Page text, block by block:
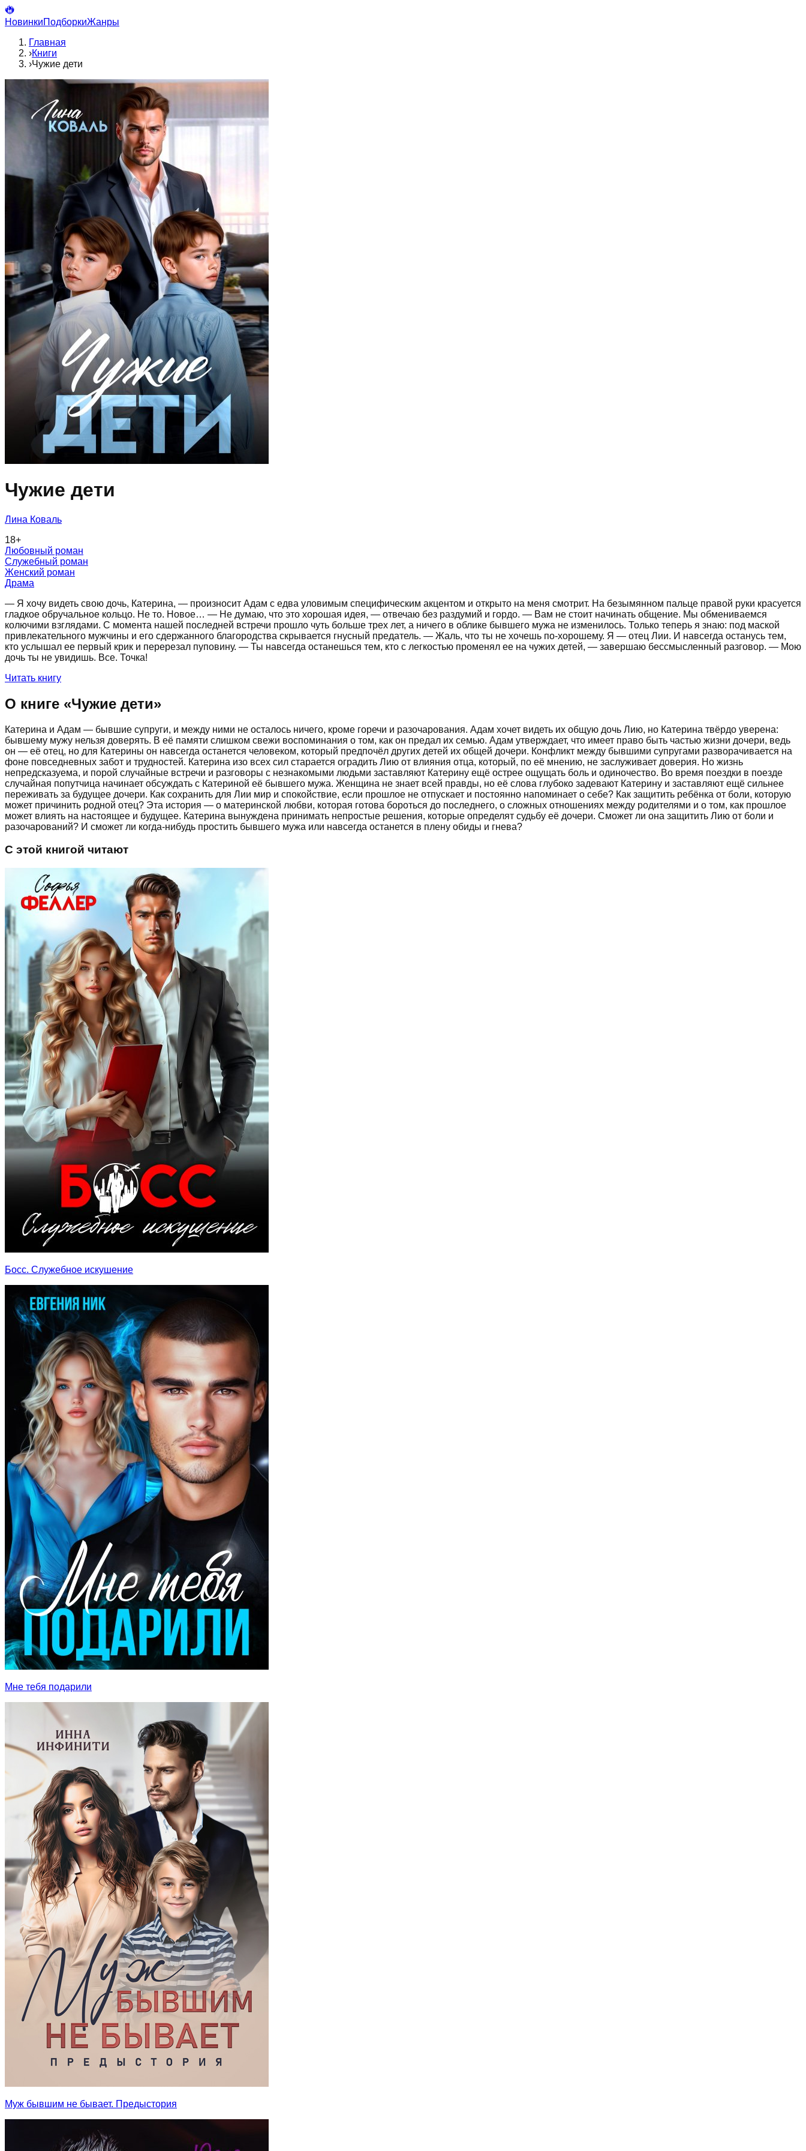
НовинкиПодборкиЖанры
Главная
›Книги
›Чужие дети
Чужие дети
Лина Коваль
18+
Любовный роман
Служебный роман
Женский роман
Драма
— Я хочу видеть свою дочь, Катерина, — произносит Адам с едва уловимым специфическим акцентом и открыто на меня смотрит. На безымянном пальце правой руки красуется
гладкое обручальное кольцо. Не то. Новое… — Не думаю, что это хорошая идея, — отвечаю без раздумий и гордо. — Вам не стоит начинать общение. Мы обмениваемся
колючими взглядами. С момента нашей последней встречи прошло чуть больше трех лет, а ничего в облике бывшего мужа не изменилось. Только теперь я знаю: под маской
привлекательного мужчины и его сдержанного благородства скрывается гнусный предатель. — Жаль, что ты не хочешь по-хорошему. Я — отец Лии. И навсегда останусь тем,
кто услышал ее первый крик и перерезал пуповину. — Ты навсегда останешься тем, кто с легкостью променял ее на чужих детей, — завершаю бессмысленный разговор. — Мою
дочь ты не увидишь. Все. Точка!
Читать книгу
О книге «Чужие дети»
Катерина и Адам — бывшие супруги, и между ними не осталось ничего, кроме горечи и разочарования. Адам хочет видеть их общую дочь Лию, но Катерина твёрдо уверена:
бывшему мужу нельзя доверять. В её памяти слишком свежи воспоминания о том, как он предал их семью. Адам утверждает, что имеет право быть частью жизни дочери, ведь
он — её отец, но для Катерины он навсегда останется человеком, который предпочёл других детей их общей дочери. Конфликт между бывшими супругами разворачивается на
фоне повседневных забот и трудностей. Катерина изо всех сил старается оградить Лию от влияния отца, который, по её мнению, не заслуживает доверия. Но жизнь
непредсказуема, и порой случайные встречи и разговоры с незнакомыми людьми заставляют Катерину ещё острее ощущать боль и одиночество. Во время поездки в поезде
случайная попутчица начинает обсуждать с Катериной её бывшего мужа. Женщина не знает всей правды, но её слова глубоко задевают Катерину и заставляют ещё сильнее
переживать за будущее дочери. Как сохранить для Лии мир и спокойствие, если прошлое не отпускает и постоянно напоминает о себе? Как защитить ребёнка от боли, которую
может причинить родной отец? Эта история — о материнской любви, которая готова бороться до последнего, о сложных отношениях между родителями и о том, как прошлое
может влиять на настоящее и будущее. Катерина вынуждена принимать непростые решения, которые определят судьбу её дочери. Сможет ли она защитить Лию от боли и
разочарований? И сможет ли когда-нибудь простить бывшего мужа или навсегда останется в плену обиды и гнева?
С этой книгой читают
Босс. Служебное искушение
Мне тебя подарили
Муж бывшим не бывает. Предыстория